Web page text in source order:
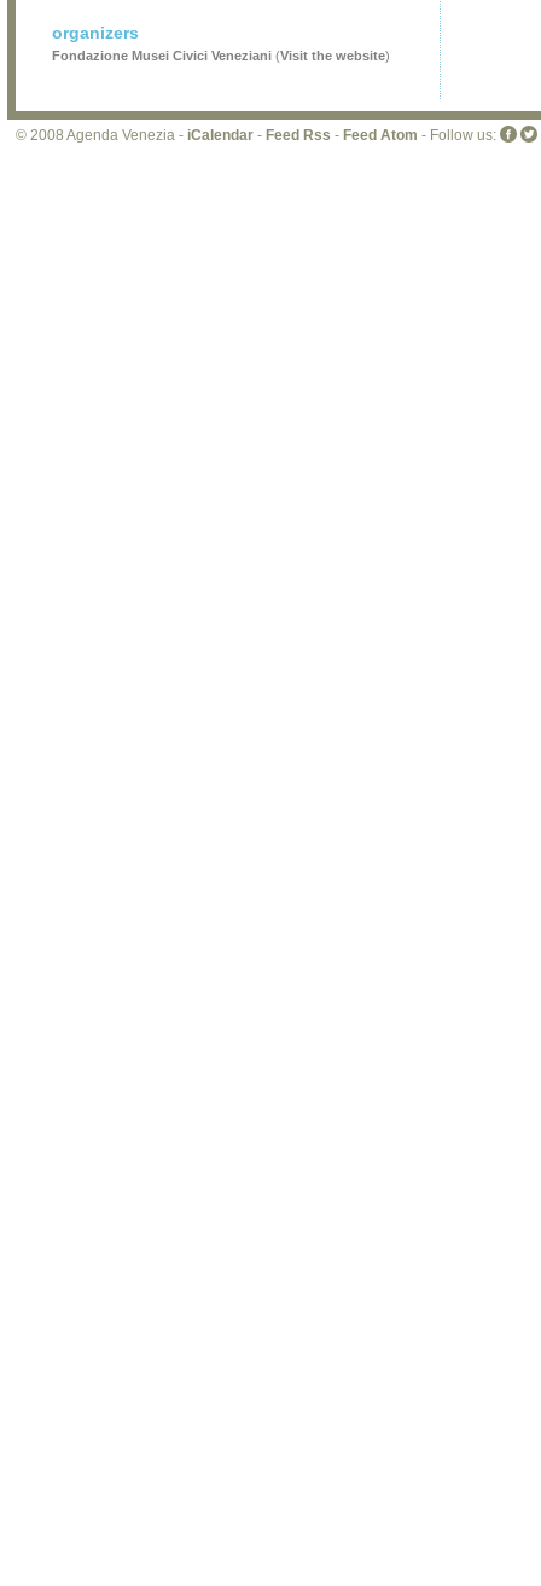
organizers
Fondazione Musei Civici Veneziani (Visit the website)
© 2008 Agenda Venezia - iCalendar - Feed Rss - Feed Atom - Follow us: